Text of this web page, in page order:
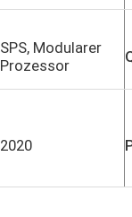
SPS, Modularer
Prozessor
2020